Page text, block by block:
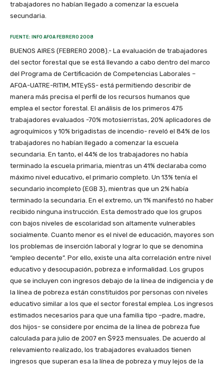
trabajadores no habían llegado a comenzar la escuela
secundaria.
FUENTE: INFO AFOA FEBRERO 2008
BUENOS AIRES (FEBRERO 2008).- La evaluación de trabajadores
del sector forestal que se está llevando a cabo dentro del marco
del Programa de Certificación de Competencias Laborales –
AFOA-UATRE-RITIM, MTEySS- está permitiendo describir de
manera más precisa el perfil de los recursos humanos que
emplea el sector forestal. El análisis de los primeros 475
trabajadores evaluados -70% motosierristas, 20% aplicadores de
agroquímicos y 10% brigadistas de incendio- reveló el 84% de los
trabajadores no habían llegado a comenzar la escuela
secundaria. En tanto, el 44% de los trabajadores no había
terminado la escuela primaria, mientras un 41% declaraba como
máximo nivel educativo, el primario completo. Un 13% tenía el
secundario incompleto (EGB 3), mientras que un 2% había
terminado la secundaria. En el extremo, un 1% manifestó no haber
recibido ninguna instrucción. Esta demostrado que los grupos
con bajos niveles de escolaridad son altamente vulnerables
socialmente. Cuanto menor es el nivel de educación, mayores son
los problemas de inserción laboral y lograr lo que se denomina
“empleo decente”. Por ello, existe una alta correlación entre nivel
educativo y desocupación, pobreza e informalidad. Los grupos
que se incluyen con ingresos debajo de la línea de indigencia y de
la línea de pobreza están constituidos por personas con niveles
educativo similar a los que el sector forestal emplea. Los ingresos
estimados necesarios para que una familia tipo –padre, madre,
dos hijos- se considere por encima de la línea de pobreza fue
calculada para julio de 2007 en $923 mensuales. De acuerdo al
relevamiento realizado, los trabajadores evaluados tienen
ingresos que superan esa la línea de pobreza y muy lejos de la